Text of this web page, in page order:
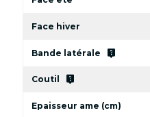
Face hiver
Bande latérale live_help
Coutil live_help
Epaisseur ame (cm)